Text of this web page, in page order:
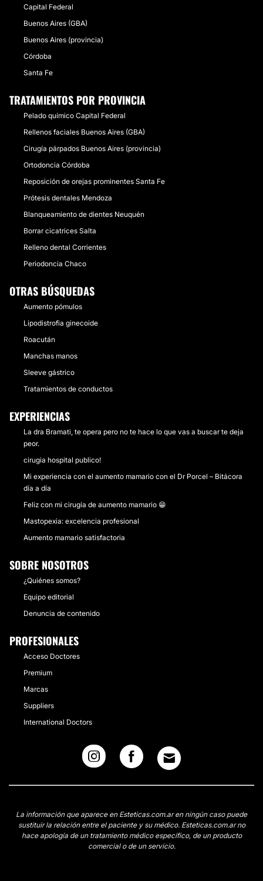
Capital Federal
Buenos Aires (GBA)
Buenos Aires (provincia)
Córdoba
Santa Fe
TRATAMIENTOS POR PROVINCIA
Pelado químico Capital Federal
Rellenos faciales Buenos Aires (GBA)
Cirugía párpados Buenos Aires (provincia)
Ortodoncia Córdoba
Reposición de orejas prominentes Santa Fe
Prótesis dentales Mendoza
Blanqueamiento de dientes Neuquén
Borrar cicatrices Salta
Relleno dental Corrientes
Periodoncia Chaco
OTRAS BÚSQUEDAS
Aumento pómulos
Lipodistrofia ginecoide
Roacután
Manchas manos
Sleeve gástrico
Tratamientos de conductos
EXPERIENCIAS
La dra Bramati, te opera pero no te hace lo que vas a buscar te deja
peor.
cirugia hospital publico!
Mi experiencia con el aumento mamario con el Dr Porcel – Bitácora
día a día
Feliz con mi cirugía de aumento mamario 😁
Mastopexia: excelencia profesional
Aumento mamario satisfactoria
SOBRE NOSOTROS
¿Quiénes somos?
Equipo editorial
Denuncia de contenido
PROFESIONALES
Acceso Doctores
Premium
Marcas
Suppliers
International Doctors
La información que aparece en Esteticas.com.ar en ningún caso puede
sustituir la relación entre el paciente y su médico. Esteticas.com.ar no
hace apología de un tratamiento médico específico, de un producto
comercial o de un servicio.